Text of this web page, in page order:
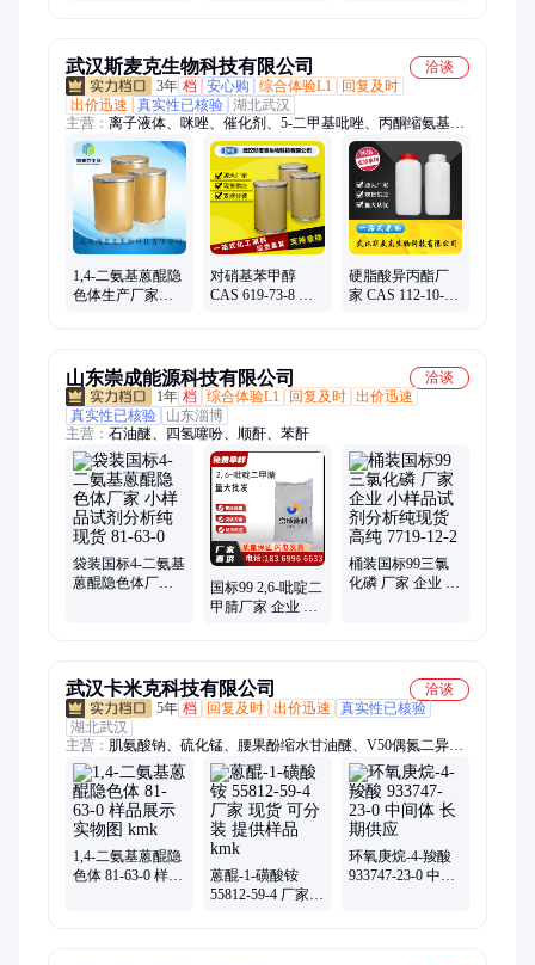
武汉斯麦克生物科技有限公司
洽谈
3年 档 安心购 综合体验L1
回复及时
出价迅速
真实性已核验 湖北武汉
主营： 离子液体、咪唑、催化剂、5-二甲基吡唑、丙酮缩氨基硫
脲、阻燃剂、正丁醇锆、四氟硼酸锂、香兰基丁醚、氟化物、全
氟辛基三甲氧基硅烷、丙酮肟、双酚E型氰酸酯、叔丁基乙烯基
醚、钯碳催化剂、钛硅分子筛、硫酸烟酰苯胺
1,4-二氨基蒽醌隐
色体生产厂家
对硝基苯甲醇
CAS 619-73-8 斯
硬脂酸异丙酯厂
家 CAS 112-10-7
山东崇成能源科技有限公司
洽谈
1年 档 综合体验L1 回复及时 出价迅速
真实性已核验
山东淄博
主营： 石油醚、四氢噻吩、顺酐、苯酐
袋装国标4-二氨基
蒽醌隐色体厂家
国标99 2,6-吡啶二
甲腈厂家 企业 小
桶装国标99三氯
化磷 厂家 企业 小
武汉卡米克科技有限公司
洽谈
5年 档 回复及时 出价迅速
真实性已核验
湖北武汉
主营： 肌氨酸钠、硫化锰、腰果酚缩水甘油醚、V50偶氮二异丁
脒盐酸盐、二新癸酸二甲基锡、乙硫氮、三硫代碳酸钠、PX-
4MP、芥酸PKO、四氧化三锰
1,4-二氨基蒽醌隐
色体 81-63-0 样品
蒽醌-1-磺酸铵
55812-59-4 厂家
环氧庚烷-4-羧酸
933747-23-0 中间